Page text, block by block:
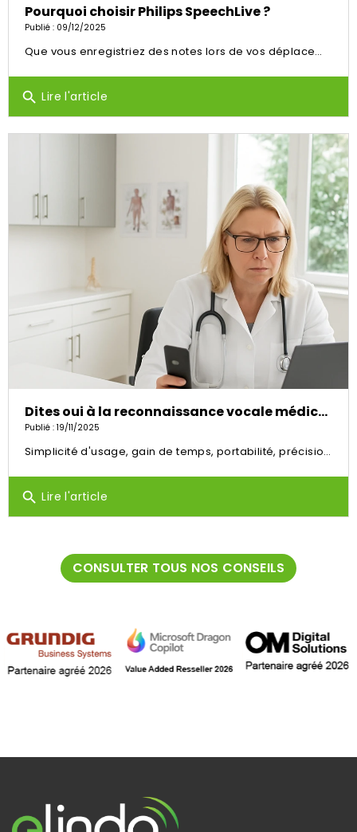
Pourquoi choisir Philips SpeechLive ?
Publié : 09/12/2025
Que vous enregistriez des notes lors de vos déplacements ou que vous transmettiez des dictées à votre équipe, SpeechLive offre des outils intelligents pour assouplir vos tâches quotidiennes, ainsi que
search Lire l'article
Dites oui à la reconnaissance vocale médicale avec Dragon Medical One
Publié : 19/11/2025
Simplicité d'usage, gain de temps, portabilité, précision... DMO améliore votre confort de travail au quotidien.
search Lire l'article
CONSULTER TOUS NOS CONSEILS